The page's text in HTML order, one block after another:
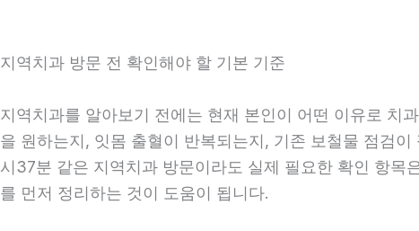
지역치과 방문 전 확인해야 할 기본 기준
지역치과를 알아보기 전에는 현재 본인이 어떤 이유로
을 원하는지, 잇몸 출혈이 반복되는지, 기존 보철물 점검
시37분 같은 지역치과 방문이라도 실제 필요한 확인 항목
를 먼저 정리하는 것이 도움이 됩니다.